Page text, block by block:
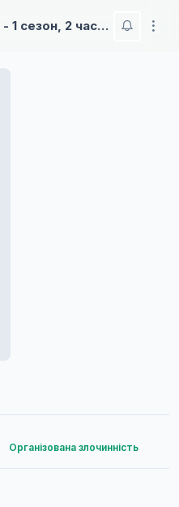
Шлях домогосподаря - 1 сезон, 2 частина
Організована злочинність